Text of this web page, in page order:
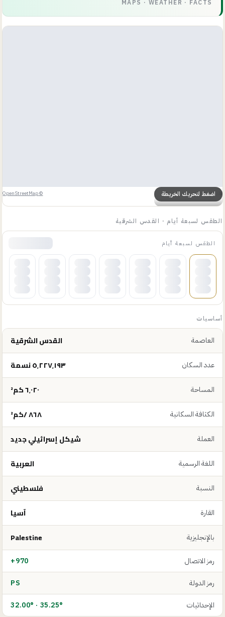
MAPS · WEATHER · FACTS
اضغط لتحريك الخريطةفلسطين ©
OpenStreetMap
الطقس لسبعة أيام · القدس الشرقية
الطقس لسبعة أيام
أساسيات
العاصمة القدس الشرقية
عدد السكان ٥٬٢٢٧٬١٩٣ نسمة
المساحة ٦٬٠٢٠ كم²
الكثافة السكانية ٨٦٨ /كم²
العملة شيكل إسرائيلي جديد
اللغة الرسمية العربية
النسبة فلسطيني
القارة آسيا
بالإنجليزية Palestine
رمز الاتصال +970
رمز الدولة PS
الإحداثيات 32.00° · 35.25°